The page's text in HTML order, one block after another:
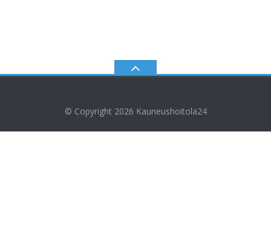
© Copyright 2026 Kauneushoitola24